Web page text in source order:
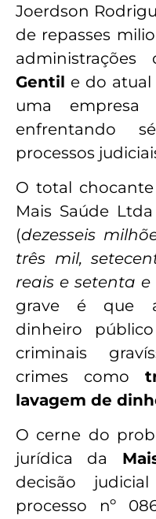
Joerdson
de repasses
Gentil e do
uma
enfrentando
processos
O total
Mais Saúde
(dezesseis
três mil,
reais e setenta
grave é que
dinheiro
criminais
crimes como
lavagem de
O cerne do
jurídica da
decisão
processo nº